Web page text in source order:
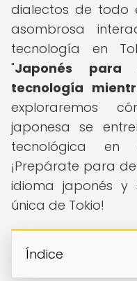
dialectos de todo
asombrosa
tecnología en
"Japonés para
tecnología
exploraremos
japonesa se
tecnológica en
¡Prepárate para
idioma japonés y
única de Tokio!
Índice